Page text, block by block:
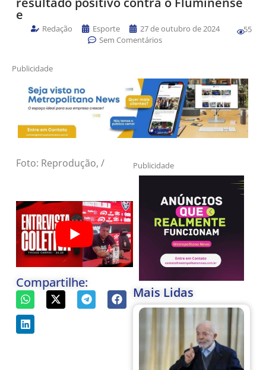
e
Redação Esporte
27 de outubro de 2024
Sem Comentários
55
Publicidade
Foto: Reprodução, /
Compartilhe:
Publicidade
Mais Lidas